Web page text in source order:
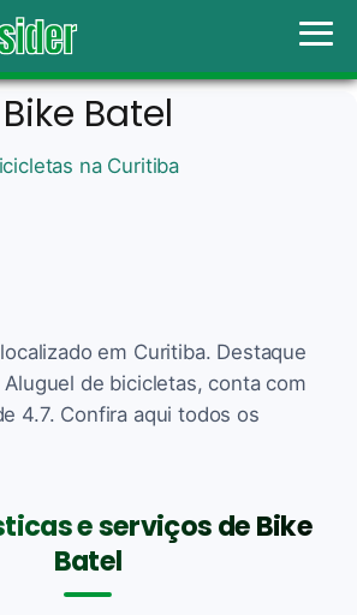
Bike Batel
na Curitiba
em Curitiba. Destaque
de bicicletas, conta com
4.7. Confira aqui todos os
e serviços de Bike
Batel